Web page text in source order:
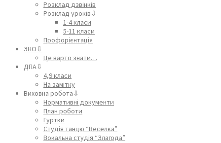
Розклад дзвінків
Розклад уроків⇩
1-4 класи
5-11 класи
Профорієнтація
ЗНО⇩
Це варто знати…
ДПА⇩
4,9 класи
На замітку
Виховна робота⇩
Нормативні документи
План роботи
Гуртки
Студія танцю “Веселка”
Вокальна студія “Злагода”